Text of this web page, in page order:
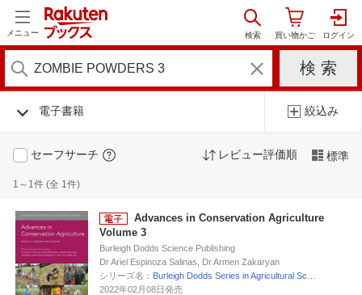
メニュー
電子書籍 絞込み
セーフサーチ レビュー評価順 標準
1～1件 (全 1件)
Advances in Conservation Agriculture
Volume 3
Burleigh Dodds Science Publishing
Dr Ariel Espinoza Salinas, Dr Armen Zakaryan
シリーズ名： Burleigh Dodds Series in Agricultural Sc…
2022年02月08日発売